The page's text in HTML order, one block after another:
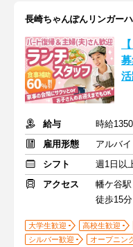
長崎ちゃんぽんリンガ
給与
時給
雇用形態
アルバ
シフト
週1日以
アクセス
幡ケ谷駅
徒歩15分
大学生歓迎 高校生歓迎
シルバー歓迎
オープニン